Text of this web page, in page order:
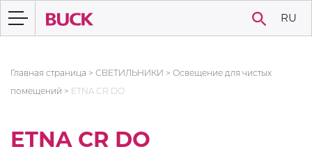
RU
Главная страница > СВЕТИЛЬНИКИ > Освещение для чистых
помещений > ETNA CR DO
ETNA CR DO